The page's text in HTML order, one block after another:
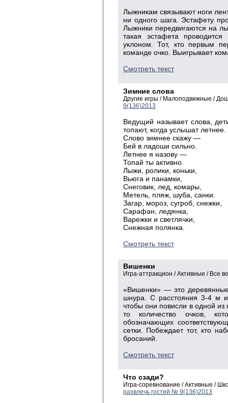
Лыжникам связывают ноги
ни одного шага. Эстафету
Лыжники передвигаются на
такая эстафета
уклоном. Тот, кто первым
команде очко. Выигрывает
Смотреть текст
Зимние слова
Другие игры / Малоподвижные /
9(136)2013
Ведущий называет слова,
топают, когда услышат летнее.
Слово зимнее скажу —
Бей в ладоши сильно.
Летнее я назову —
Топай ты активно.
Лыжи, ролики, коньки,
Вьюга и панамки,
Снеговик, лед, комары,
Метель, пляж, шуба, санки.
Загар, мороз, сугроб, снежки,
Сарафан, ледянка,
Варежки и светлячки,
Снежная полянка.
Смотреть текст
Вишенки
Игра-аттракцион / Активные / Все
«Вишенки» — это
шнура. С расстояния 3-4 м
чтобы они повисли в одной из
то количество очков,
обозначающих
сетки. Побеждает тот, кто
бросаний.
Смотреть текст
Что сзади?
Игра-соревнование / Активные /
развлечь гостей № 9(136)2013